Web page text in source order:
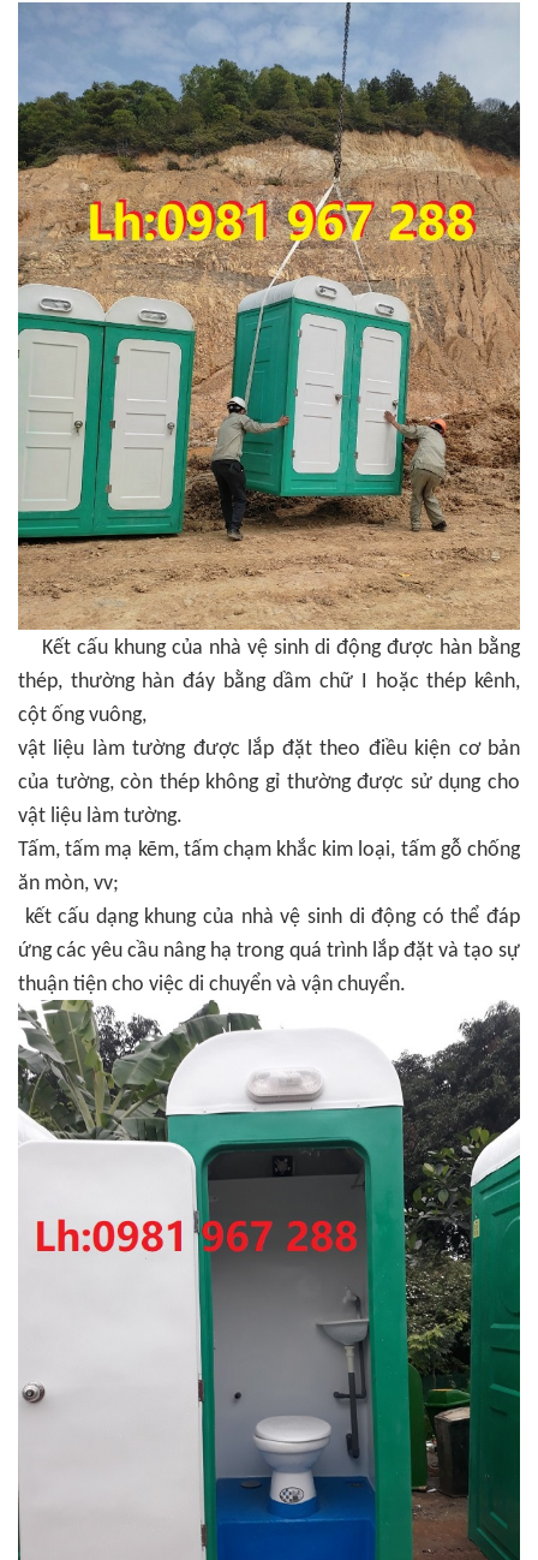
Kết cấu khung của nhà vệ sinh di động được hàn bằng
thép, thường hàn đáy bằng dầm chữ I hoặc thép kênh,
cột ống vuông,
vật liệu làm tường được lắp đặt theo điều kiện cơ bản
của tường, còn thép không gỉ thường được sử dụng cho
vật liệu làm tường.
Tấm, tấm mạ kẽm, tấm chạm khắc kim loại, tấm gỗ chống
ăn mòn, vv;
kết cấu dạng khung của nhà vệ sinh di động có thể đáp
ứng các yêu cầu nâng hạ trong quá trình lắp đặt và tạo sự
thuận tiện cho việc di chuyển và vận chuyển.